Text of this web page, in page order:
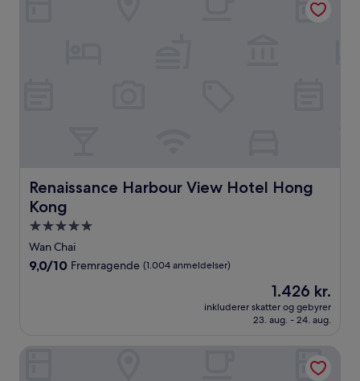
Renaissance Harbour View Hotel Hong
Kong
Renaissance Harbour View Hotel Hong Kong
5.0-
stjernet
overnatningssted
Wan Chai
9.0
anmeldelser)
9,0/10 Fremragende (1.004 anmeldelser)
Prisen
er
1.426 kr.
1.426 kr.
inkluderer skatter og gebyrer
23. aug. - 24. aug.